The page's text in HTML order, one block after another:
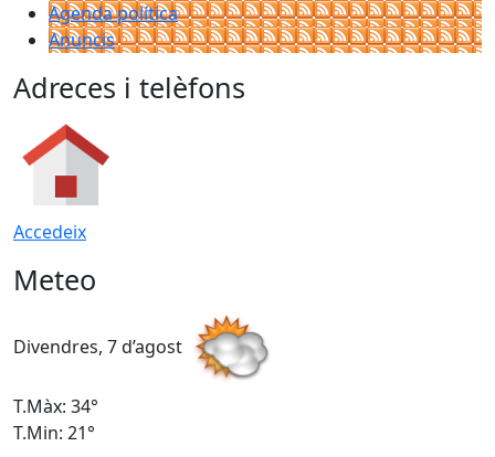
Agenda política
Anuncis
Adreces i telèfons
Accedeix
Meteo
Divendres, 7 d’agost
T.Màx: 34°
T.Min: 21°